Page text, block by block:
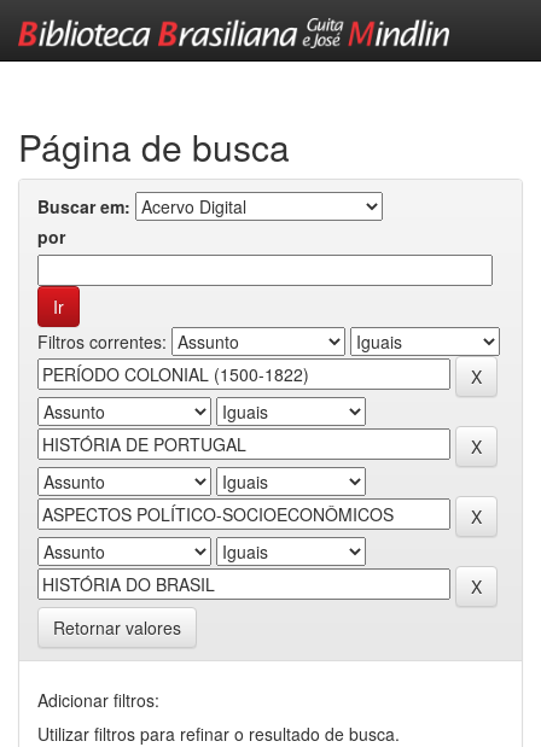
Página de busca
Buscar em:
por
Filtros correntes:
Retornar valores
Adicionar filtros:
Utilizar filtros para refinar o resultado de busca.